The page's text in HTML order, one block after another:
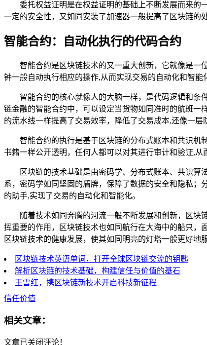
委托权益证明是在权益证明的基础上不断发展而来的
一定的安全性，又如同安装了加速器一般提高了区块链的
智能合约：自动化执行的代码合约
智能合约是区块链技术的又一重大创新，它就像是一
钟一般自动执行相应的操作,从而实现交易的自动化和智能
智能合约的核心就像人的大脑一样，是代码逻辑和条
链金融的智能合约中，可以设定当货物如同准时的航班
的流水线一样提高了交易效率，降低了交易成本,还像一层
智能合约的执行是基于区块链的分布式账本和共识机
书籍一样公开透明，任何人都可以对其进行审计和验证,从
区块链的技术基础是由密码学、分布式账本、共识
系，密码学如同坚固的盾牌，保障了数据的安全和隐私
的助手,实现了交易的自动化和智能化。
随着技术如同奔腾的河流一般不断发展和创新，区
挥重要的作用，区块链技术也如同航行在大海中的船只
区块链技术的健康发展，使其如同明亮的灯塔一般更好地
区块链技术英语单词，打开全球区块链交流的钥匙
解析区块链的技术基础，构建信任与价值的基石
王雪红，携区块链新技术开启科技新征程
信任价值
相关文章：
文章已关闭评论！